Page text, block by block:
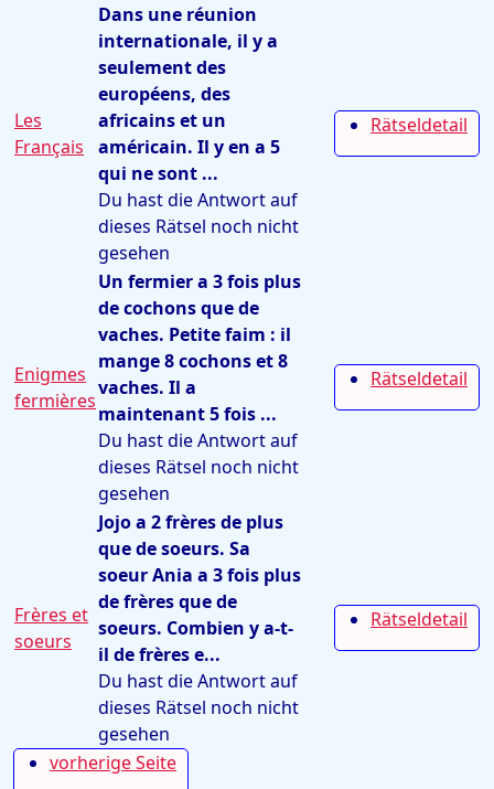
Les
Français
Dans une réunion
internationale, il y a
seulement des
européens, des
africains et un
américain. Il y en a 5
qui ne sont ...
Du hast die Antwort auf
dieses Rätsel noch nicht
gesehen
Rätseldetail
Enigmes
fermières
Un fermier a 3 fois plus
de cochons que de
vaches. Petite faim : il
mange 8 cochons et 8
vaches. Il a
maintenant 5 fois ...
Du hast die Antwort auf
dieses Rätsel noch nicht
gesehen
Rätseldetail
Frères et
soeurs
Jojo a 2 frères de plus
que de soeurs. Sa
soeur Ania a 3 fois plus
de frères que de
soeurs. Combien y a-t-
il de frères e...
Du hast die Antwort auf
dieses Rätsel noch nicht
gesehen
Rätseldetail
vorherige Seite